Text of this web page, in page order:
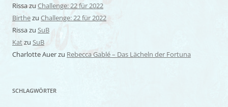
Rissazu Challenge: 22 für 2022
Birthezu Challenge: 22 für 2022
Rissazu SuB
Katzu SuB
Charlotte Auerzu Rebecca Gablé – Das Lächeln der Fortuna
SCHLAGWÖRTER